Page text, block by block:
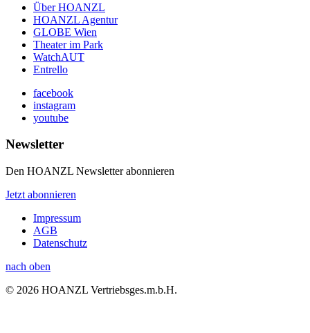
Über HOANZL
HOANZL Agentur
GLOBE Wien
Theater im Park
WatchAUT
Entrello
facebook
instagram
youtube
Newsletter
Den HOANZL Newsletter abonnieren
Jetzt abonnieren
Impressum
AGB
Datenschutz
nach oben
© 2026 HOANZL Vertriebsges.m.b.H.